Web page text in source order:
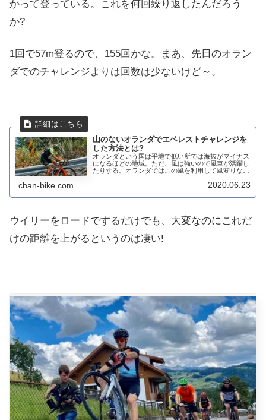
かって登っている。これを何回繰り返したんだろう
か?
1回で57m登るので、155回かな。まあ、先日のオラン
ダでのチャレンジよりは回数は少ないけど～。
山のないオランダでエベレストチャレンジを
した方法とは?
オランダという国は平地で低い所では海抜がマイナス
になるほどの地域。ただ、風は強いので風車が活躍し
たりする。オランダではこの風を利用して風変りなレ
がプロライダーでも流行っているが、オランダでも
chan-bike.com 2020.06.23
ウイリーをロードでするだけでも、大変なのにこれだ
けの距離を上がるというのは凄い!